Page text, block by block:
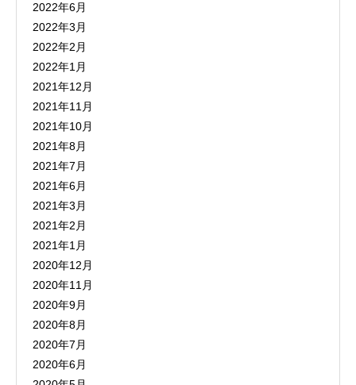
2022年6月
2022年3月
2022年2月
2022年1月
2021年12月
2021年11月
2021年10月
2021年8月
2021年7月
2021年6月
2021年3月
2021年2月
2021年1月
2020年12月
2020年11月
2020年9月
2020年8月
2020年7月
2020年6月